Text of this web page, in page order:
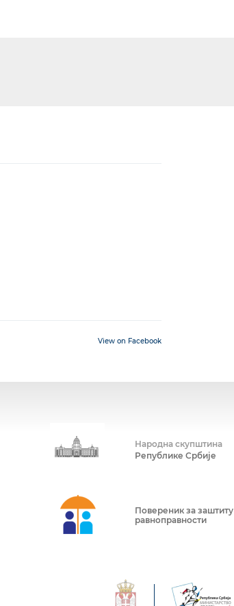
View on Facebook
Народна скупштина
Републике Србије
Повереник за заштиту
равноправности